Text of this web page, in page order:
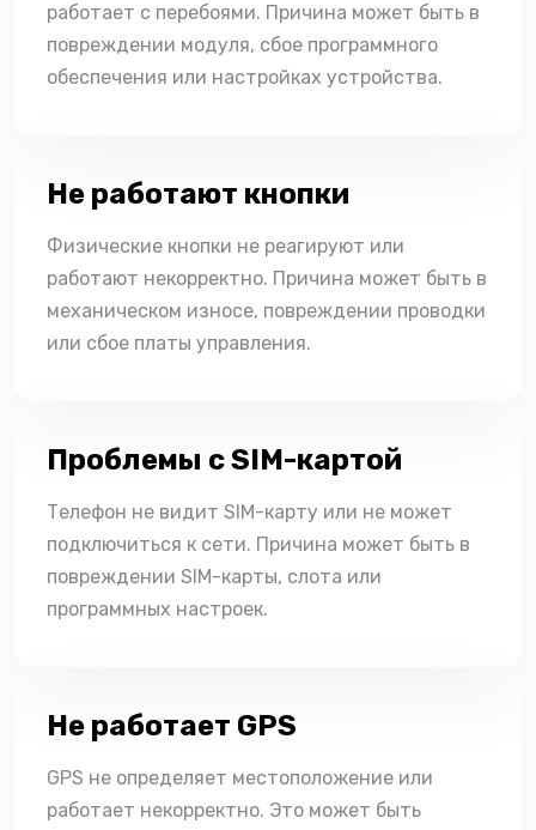
работает с перебоями. Причина может быть в
повреждении модуля, сбое программного
обеспечения или настройках устройства.
Не работают кнопки
Физические кнопки не реагируют или
работают некорректно. Причина может быть в
механическом износе, повреждении проводки
или сбое платы управления.
Проблемы с SIM-картой
Телефон не видит SIM-карту или не может
подключиться к сети. Причина может быть в
повреждении SIM-карты, слота или
программных настроек.
Не работает GPS
GPS не определяет местоположение или
работает некорректно. Это может быть